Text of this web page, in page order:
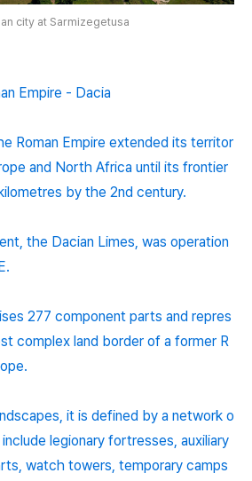
city at Sarmizegetusa
Empire - Dacia
Roman Empire extended its territor
and North Africa until its frontier
by the 2nd century.
the Dacian Limes, was operation
277 component parts and repres
complex land border of a former R
it is defined by a network o
legionary fortresses, auxiliary
watch towers, temporary camps